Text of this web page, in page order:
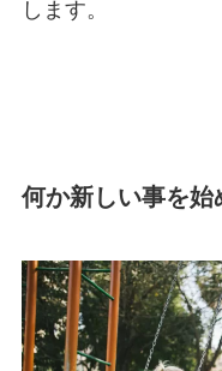
します。
何か新しい事を